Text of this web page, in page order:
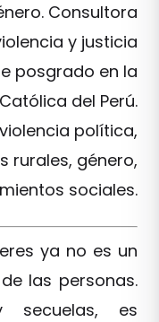
Consultora
y justicia
posgrado en la
del Perú.
política,
rurales, género,
sociales.
ya no es un
las personas.
secuelas, es